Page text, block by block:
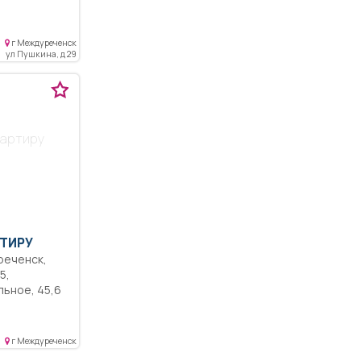
г Междуреченск
ул Пушкина, д 29
45,6
балкон,
в
г Междуреченск